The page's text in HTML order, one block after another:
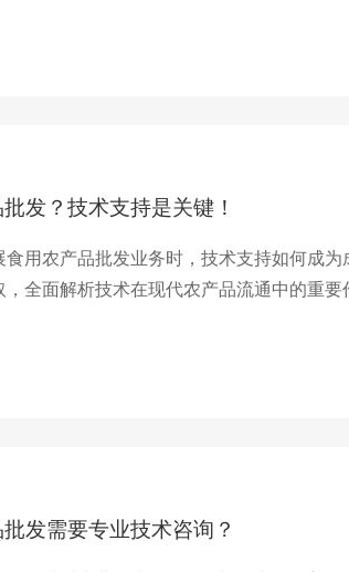
发？技术支持是关键！
用农产品批发业务时，技术支持如何成
全面解析技术在现代农产品流通中的重要
发需要专业技术咨询？